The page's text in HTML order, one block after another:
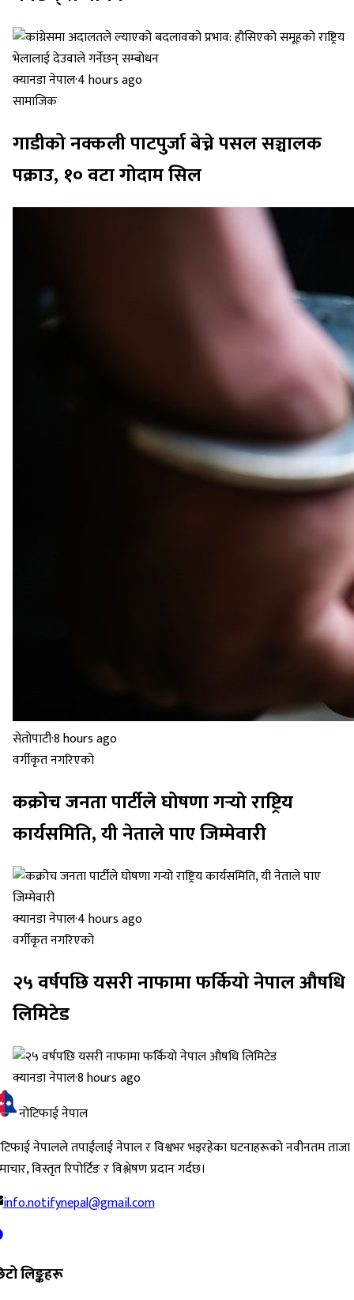
क्यानडा नेपाल·4 hours ago
सामाजिक
गाडीको नक्कली पाटपुर्जा बेच्ने पसल सञ्चालक
पक्राउ, १० वटा गोदाम सिल
सेतोपाटी·8 hours ago
वर्गीकृत नगरिएको
कक्रोच जनता पार्टीले घोषणा गर्‍यो राष्ट्रिय
कार्यसमिति, यी नेताले पाए जिम्मेवारी
क्यानडा नेपाल·4 hours ago
वर्गीकृत नगरिएको
२५ वर्षपछि यसरी नाफामा फर्कियो नेपाल औषधि
लिमिटेड
क्यानडा नेपाल·8 hours ago
नोटिफाई नेपाल
नेपालले तपाईंलाई नेपाल र विश्वभर भइरहेका घटनाहरूको नवीनतम ताजा
विस्तृत रिपोर्टिङ र विश्लेषण प्रदान गर्दछ।
info.notifynepal@gmail.com
लिङ्कहरू